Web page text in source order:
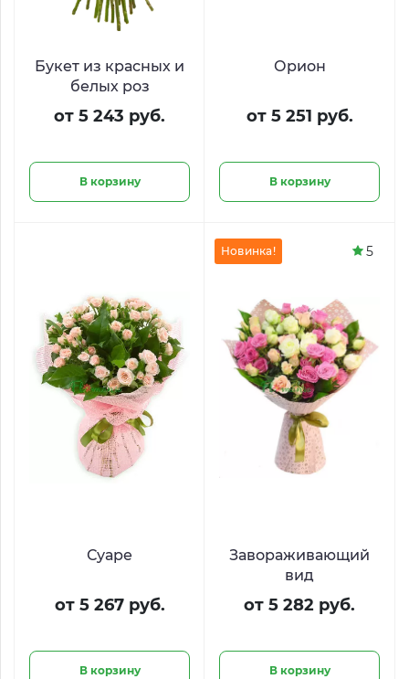
Букет из красных и
белых роз
от 5 243 руб.
В корзину
Орион
от 5 251 руб.
В корзину
Суаре
от 5 267 руб.
В корзину
Завораживающий
вид
от 5 282 руб.
В корзину
Новинка! 5